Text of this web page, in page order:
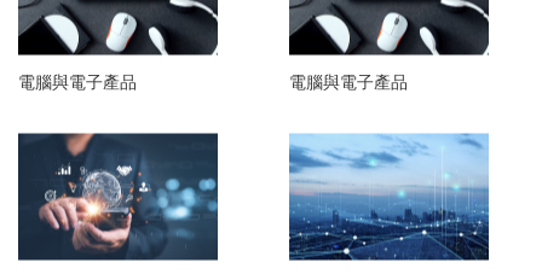
電腦與電子產品 電腦與電子產品